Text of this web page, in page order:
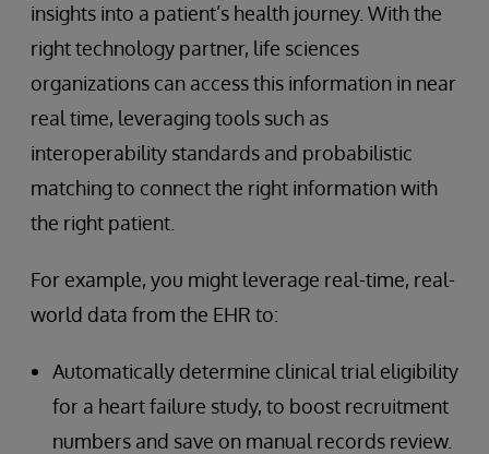
insights into a patient’s health journey. With the
right technology partner, life sciences
organizations can access this information in near
real time, leveraging tools such as
interoperability standards and probabilistic
matching to connect the right information with
the right patient.
For example, you might leverage real-time, real-
world data from the EHR to:
Automatically determine clinical trial eligibility
for a heart failure study, to boost recruitment
numbers and save on manual records review.